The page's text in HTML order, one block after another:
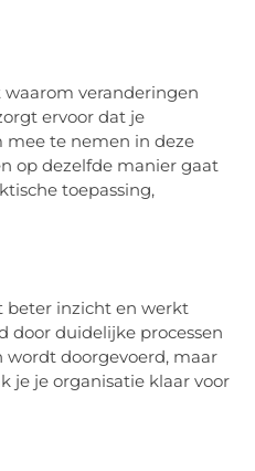
veranderingen
ervoor dat je
mee te nemen in deze
op dezelfde manier gaat
toepassing,
beter inzicht en werkt
door duidelijke processen
wordt doorgevoerd, maar
je je organisatie klaar voor